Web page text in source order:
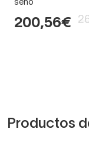
seno
200,56€
Productos